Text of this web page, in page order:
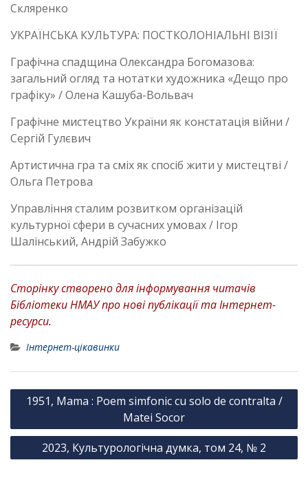
Скляренко
УКРАЇНСЬКА КУЛЬТУРА: ПОСТКОЛОНІАЛЬНІ ВІЗІЇ
Графічна спадщина Олександра Богомазова:
загальний огляд та нотатки художника «Дещо про
графіку» / Олена Кашуба-Вольвач
Графічне мистецтво України як констатація війни /
Сергій Гулєвич
Артистична гра та сміх як спосіб жити у мистецтві /
Ольга Петрова
Управління сталим розвитком організацій
культурної сфери в сучасних умовах / Ігор
Шалінський, Андрій Забужко
Сторінку створено для інформування читачів
Бібліотеки НМАУ про нові публікації та Інтернет-
ресурси.
Інтернет-цікавинки
Н
в
і
1951, Mama : Poem simfonic cu solo de contralta /
Matei Socor
2023, Культурологічна думка, том 24, № 2